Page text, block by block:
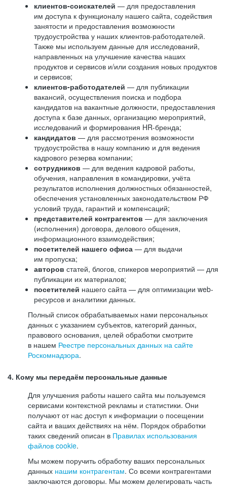
клиентов-соискателей — для предоставления
им доступа к функционалу нашего сайта, содействия
занятости и предоставления возможности
трудоустройства у наших клиентов-работодателей.
Также мы используем данные для исследований,
направленных на улучшение качества наших
продуктов и сервисов и/или создания новых продуктов
и сервисов;
клиентов-работодателей — для публикации
вакансий, осуществления поиска и подбора
кандидатов на вакантные должности, предоставления
доступа к базе данных, организацию мероприятий,
исследований и формирования HR-бренда;
кандидатов — для рассмотрения возможности
трудоустройства в нашу компанию и для ведения
кадрового резерва компании;
сотрудников — для ведения кадровой работы,
обучения, направления в командировки, учёта
результатов исполнения должностных обязанностей,
обеспечения установленных законодательством РФ
условий труда, гарантий и компенсаций;
представителей контрагентов — для заключения
(исполнения) договора, делового общения,
информационного взаимодействия;
посетителей нашего офиса — для выдачи
им пропуска;
авторов статей, блогов, спикеров мероприятий — для
публикации их материалов;
посетителей нашего сайта — для оптимизации web-
ресурсов и аналитики данных.
Полный список обрабатываемых нами персональных
данных с указанием субъектов, категорий данных,
правового основания, целей обработки смотрите
в нашем Реестре персональных данных на сайте
Роскомнадзора.
4. Кому мы передаём персональные данные
Для улучшения работы нашего сайта мы пользуемся
сервисами контекстной рекламы и статистики. Они
получают от нас доступ к информации о посещении
сайта и ваших действиях на нём. Порядок обработки
таких сведений описан в Правилах использования
файлов cookie.
Мы можем поручить обработку ваших персональных
данных нашим контрагентам. Со всеми контрагентами
заключаются договоры. Мы можем делегировать часть